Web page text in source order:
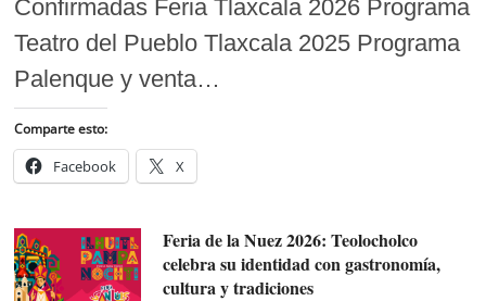
Confirmadas Feria Tlaxcala 2026 Programa
Teatro del Pueblo Tlaxcala 2025 Programa
Palenque y venta…
Comparte esto:
Facebook X
Feria de la Nuez 2026: Teolocholco
celebra su identidad con gastronomía,
cultura y tradiciones